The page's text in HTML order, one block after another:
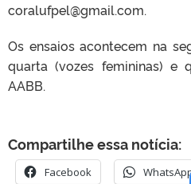
coralufpel@gmail.com.
Os ensaios acontecem na
quarta (vozes femininas) e
AABB.
Compartilhe essa notícia:
Facebook